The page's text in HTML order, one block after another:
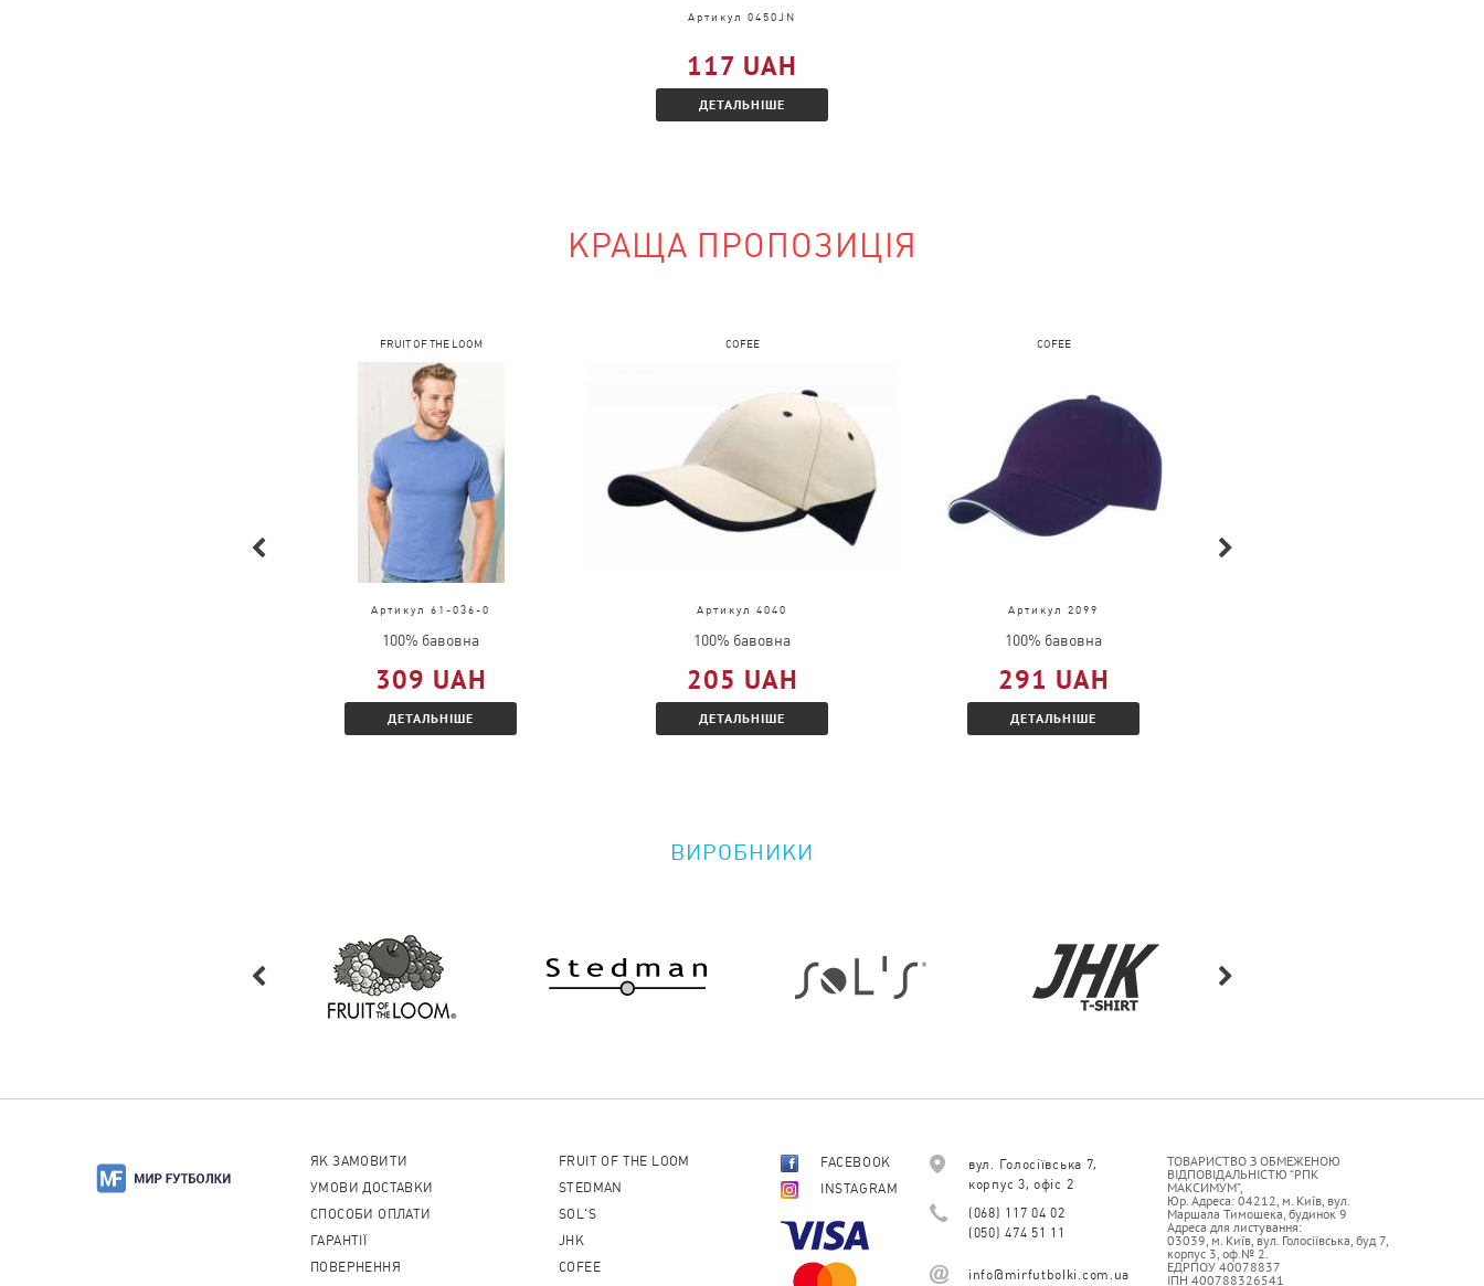
Артикул 0450JN
117 UAH
ДЕТАЛЬНІШЕ
КРАЩА ПРОПОЗИЦІЯ
FRUIT OF THE LOOM
Артикул 61-036-0
100% бавовна
309 UAH
ДЕТАЛЬНІШЕ
COFEE
Артикул 4040
100% бавовна
205 UAH
ДЕТАЛЬНІШЕ
COFEE
Артикул 2099
100% бавовна
291 UAH
ДЕТАЛЬНІШЕ
ВИРОБНИКИ
ЯК ЗАМОВИТИ
УМОВИ ДОСТАВКИ
СПОСОБИ ОПЛАТИ
ГАРАНТІЇ
ПОВЕРНЕННЯ
FRUIT OF THE LOOM
STEDMAN
SOL'S
JHK
COFEE
FACEBOOK
INSTAGRAM
ТОВАРИСТВО З ОБМЕЖЕНОЮ
ВІДПОВІДАЛЬНІСТЮ “РПК
МАКСИМУМ”,
Юр. Адреса: 04212, м. Київ, вул.
Маршала Тимошека, будинок 9
Адреса для листування:
03039, м. Київ, вул. Голосіївська, буд 7,
корпус 3, оф.№ 2.
ЕДРПОУ 40078837
ІПН 400788326541
вул. Голосіївська 7,
корпус 3, офіс 2
(068) 117 04 02
(050) 474 51 11
info@mirfutbolki.com.ua